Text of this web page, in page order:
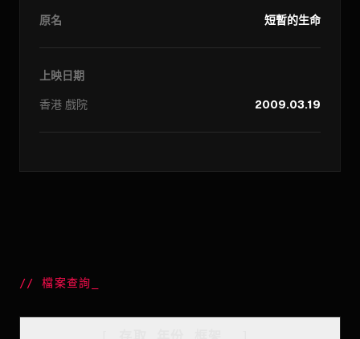
原名 短暫的生命
上映日期
香港 戲院 2009.03.19
//檔案查詢